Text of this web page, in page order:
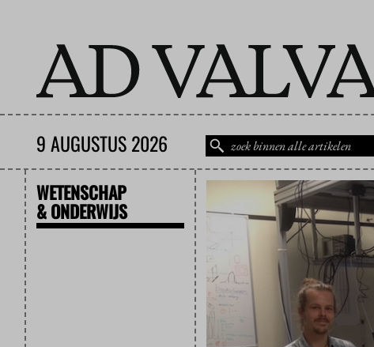
9 AUGUSTUS 2026
WETENSCHAP
& ONDERWIJS